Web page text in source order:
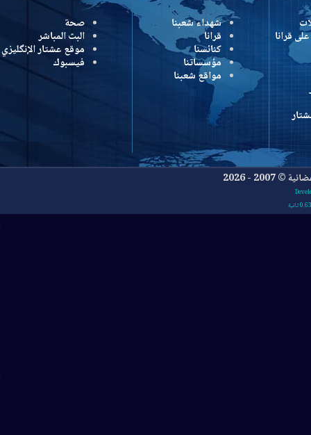
شهداء شعبنا
قرانا
كنائسنا
مؤسساتنا
مواقع شعبنا
صحة
البث المباشر
موقع عشتار الإنگليزي
فيسبوك
2026